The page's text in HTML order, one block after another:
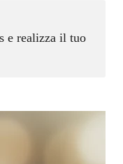
e realizza il tuo